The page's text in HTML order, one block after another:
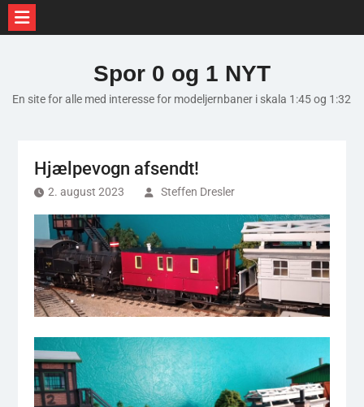
Spor 0 og 1 NYT
En site for alle med interesse for modeljernbaner i skala 1:45 og 1:32
Hjælpevogn afsendt!
2. august 2023 Steffen Dresler